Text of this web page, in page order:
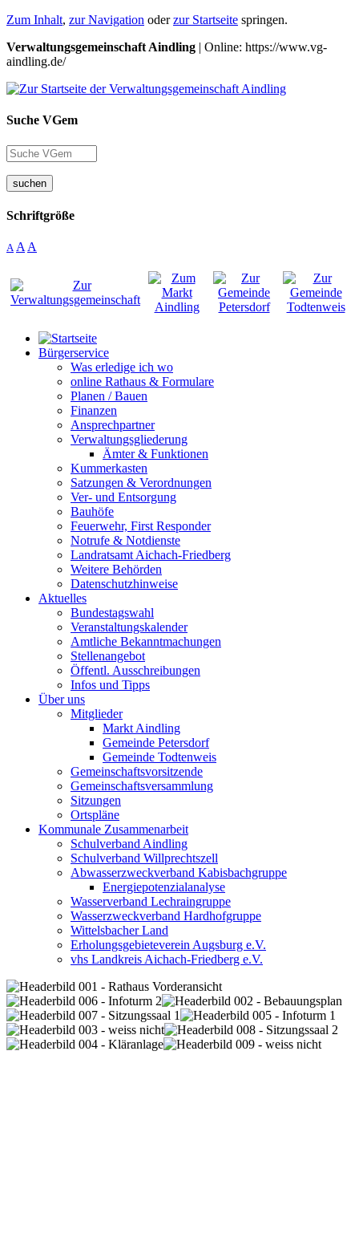
Zum Inhalt, zur Navigation oderzur Startseite springen.
Verwaltungsgemeinschaft Aindling | Online: https://www.vg-
aindling.de/
Suche VGem
suchen
Schriftgröße
A A A
Bürgerservice
Was erledige ich wo
online Rathaus & Formulare
Planen / Bauen
Finanzen
Ansprechpartner
Verwaltungsgliederung
Ämter & Funktionen
Kummerkasten
Satzungen & Verordnungen
Ver- und Entsorgung
Bauhöfe
Feuerwehr, First Responder
Notrufe & Notdienste
Landratsamt Aichach-Friedberg
Weitere Behörden
Datenschutzhinweise
Aktuelles
Bundestagswahl
Veranstaltungskalender
Amtliche Bekanntmachungen
Stellenangebot
Öffentl. Ausschreibungen
Infos und Tipps
Über uns
Mitglieder
Markt Aindling
Gemeinde Petersdorf
Gemeinde Todtenweis
Gemeinschaftsvorsitzende
Gemeinschaftsversammlung
Sitzungen
Ortspläne
Kommunale Zusammenarbeit
Schulverband Aindling
Schulverband Willprechtszell
Abwasserzweckverband Kabisbachgruppe
Energiepotenzialanalyse
Wasserverband Lechraingruppe
Wasserzweckverband Hardhofgruppe
Wittelsbacher Land
Erholungsgebieteverein Augsburg e.V.
vhs Landkreis Aichach-Friedberg e.V.